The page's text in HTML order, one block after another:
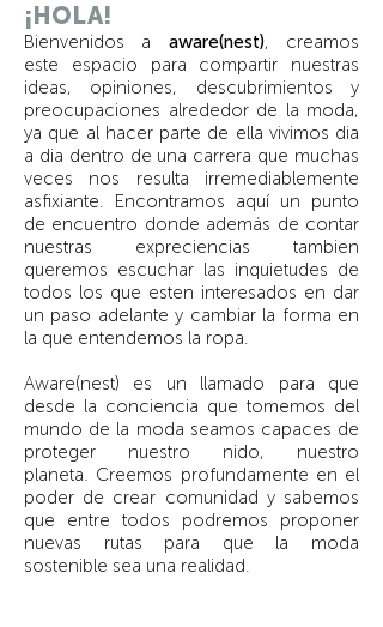
¡HOLA!
Bienvenidos a aware(nest), creamos
este espacio para compartir nuestras
ideas, opiniones, descubrimientos y
preocupaciones alrededor de la moda,
ya que al hacer parte de ella vivimos dia
a dia dentro de una carrera que muchas
veces nos resulta irremediablemente
asfixiante. Encontramos aquí un punto
de encuentro donde además de contar
nuestras expreciencias tambien
queremos escuchar las inquietudes de
todos los que esten interesados en dar
un paso adelante y cambiar la forma en
la que entendemos la ropa.
Aware(nest) es un llamado para que
desde la conciencia que tomemos del
mundo de la moda seamos capaces de
proteger nuestro nido, nuestro
planeta. Creemos profundamente en el
poder de crear comunidad y sabemos
que entre todos podremos proponer
nuevas rutas para que la moda
sostenible sea una realidad.